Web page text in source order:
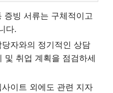
증빙 서류는 구체적이고
다.
당자와의 정기적인 상담
및 취업 계획을 점검하세
사이트 외에도 관련 지자